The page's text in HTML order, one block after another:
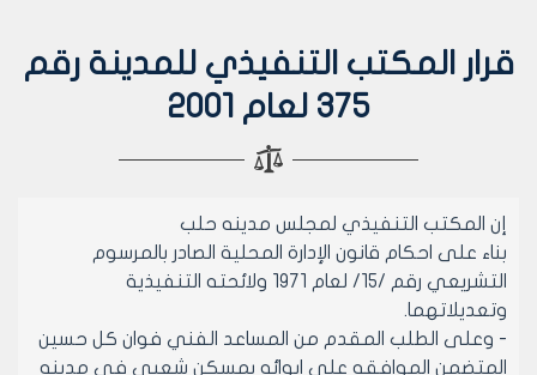
قرار المكتب التنفيذي للمدينة رقم
375 لعام 2001
إن المكتب التنفيذي لمجلس مدينه حلب
بناء على احكام قانون الإدارة المحلية الصادر بالمرسوم
التشريعي رقم /15/ لعام 1971 ولائحته التنفيذية
وتعديلاتهما.
- وعلى الطلب المقدم من المساعد الفني فوان كل حسين
المتضمن الموافقه على ايوائه بمسكن شعبي في مدينه